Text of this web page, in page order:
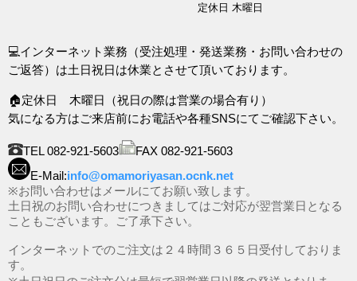
定休日 木曜日
💻インターネット業務（受注処理・発送業務・お問い合わせの
ご返答）は土日祝日は休業とさせて頂いております。
🏠定休日 木曜日（祝日の際は営業の場合有り）
気になる方はご来店前にお電話や各種SNSにてご確認下さい。
TEL 082-921-5603
FAX 082-921-5603
E-Mail:info@omamoriyasan.ocnk.net
※お問い合わせはメールにてお願い致します。
土日祝のお問い合わせにつきましてはご対応が翌営業日となる
こともございます。ご了承下さい。
インターネットでのご注文は２４時間３６５日受付しておりま
す。